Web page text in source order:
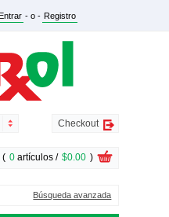
- o - Registro
Búsqueda avanzada
( 0 artículos / $0.00 )
Checkout